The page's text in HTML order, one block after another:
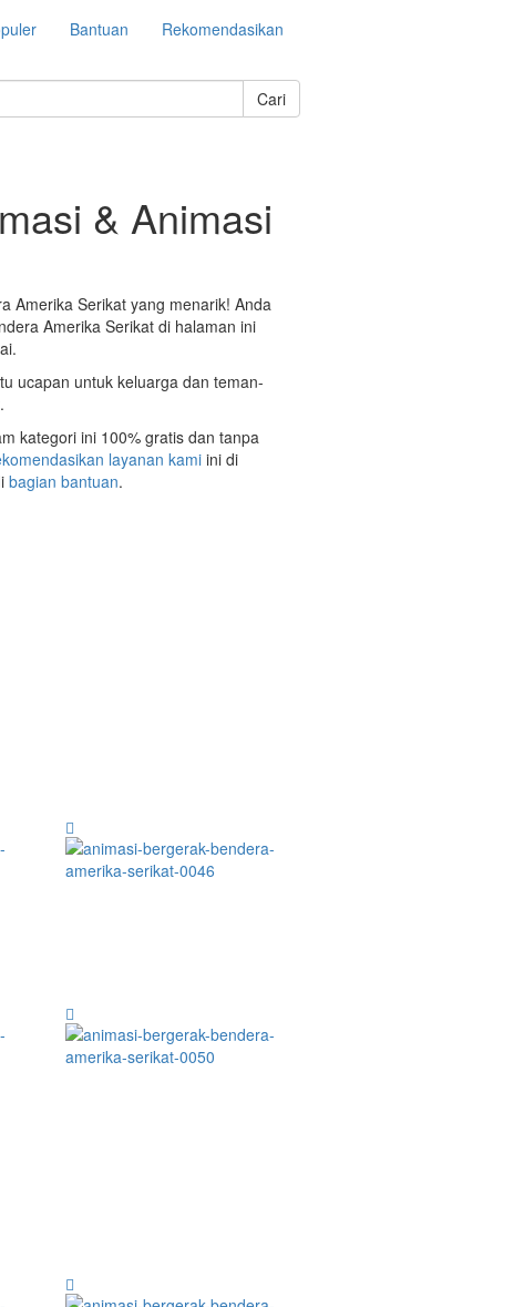
Bantuan Rekomendasikan
Cari
& Animasi
Amerika Serikat yang menarik! Anda
Amerika Serikat di halaman ini
ucapan untuk keluarga dan teman-
kategori ini 100% gratis dan tanpa
layanan kami ini di
bagian bantuan.